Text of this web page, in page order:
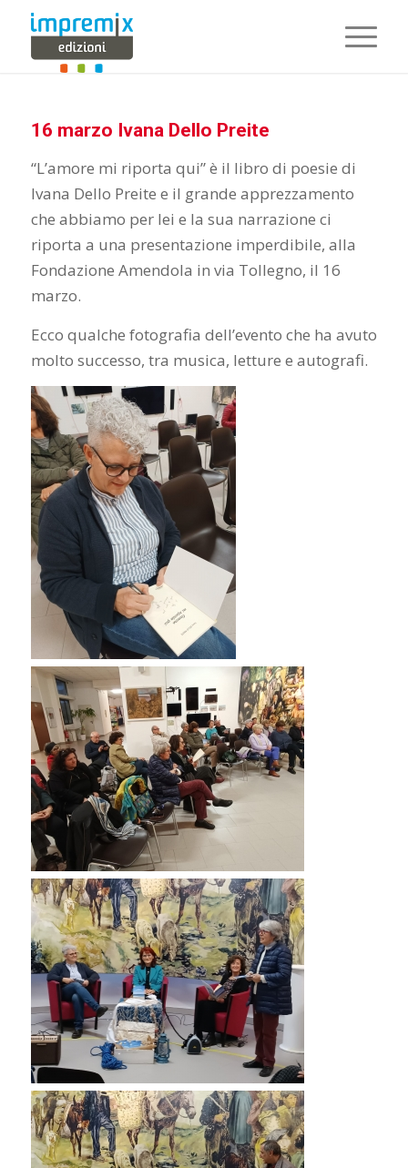
16 marzo Ivana Dello Preite
“L’amore mi riporta qui” è il libro di poesie di
Ivana Dello Preite e il grande apprezzamento
che abbiamo per lei e la sua narrazione ci
riporta a una presentazione imperdibile, alla
Fondazione Amendola in via Tollegno, il 16
marzo.
Ecco qualche fotografia dell’evento che ha avuto
molto successo, tra musica, letture e autografi.